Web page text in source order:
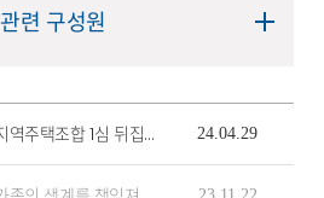
관련 구성원
지역주택조합 1심 뒤집고 항소심 성공 24.04.29